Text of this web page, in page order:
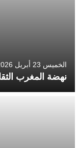
الخميس 23 أبريل 2026 - 8:28
نهضة المغرب